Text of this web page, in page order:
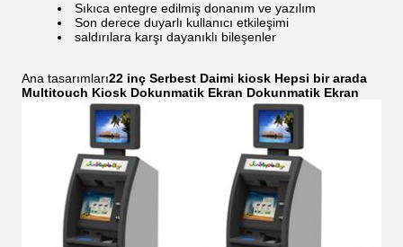
Sıkıca entegre edilmiş donanım ve yazılım
Son derece duyarlı kullanıcı etkileşimi
saldırılara karşı dayanıklı bileşenler
Ana tasarımları22 inç Serbest Daimi kiosk Hepsi bir arada
Multitouch Kiosk Dokunmatik Ekran Dokunmatik Ekran